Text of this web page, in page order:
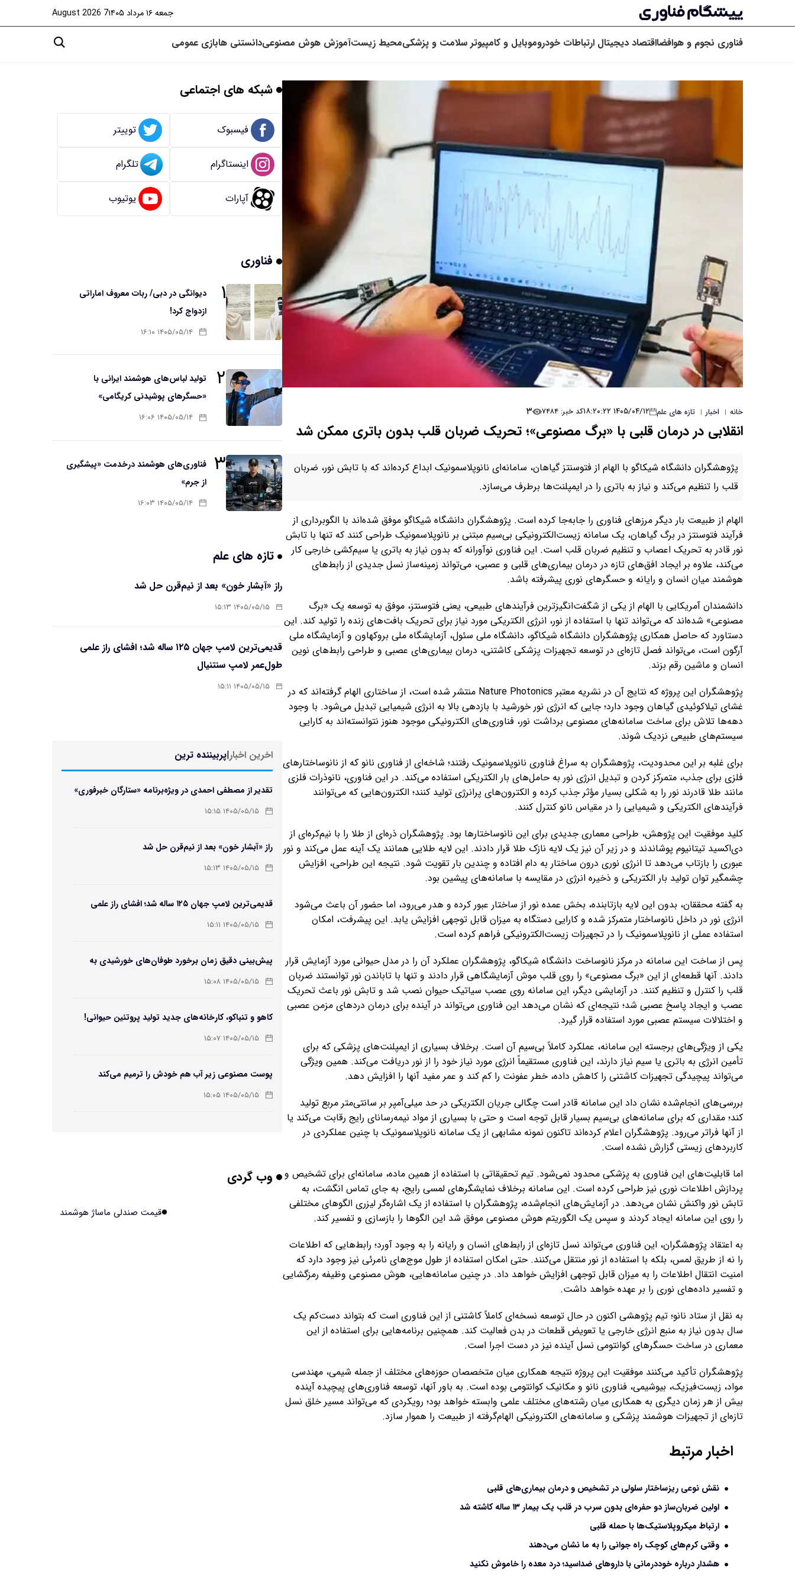
جمعه ۱۶ مرداد ۱۴۰۵ 7 August 2026
فناوری نجوم و هوافضااقتصاد دیجیتال ارتباطات خودروموبایل و کامپیوتر سلامت و پزشکیمحیط زیستآموزش هوش مصنوعیدانستنی هابازی عمومی
خانه | اخبار | تازه های علم ۱۴۰۵/۰۴/۱۲ ۱۸:۲۰:۲۲ کد خبر: ۷۴۸۴ ۳
انقلابی در درمان قلبی با «برگ مصنوعی»؛ تحریک ضربان قلب بدون باتری ممکن شد
پژوهشگران دانشگاه شیکاگو با الهام از فتوسنتز گیاهان، سامانه‌ای نانوپلاسمونیک ابداع کرده‌اند که با تابش نور، ضربان
قلب را تنظیم می‌کند و نیاز به باتری را در ایمپلنت‌ها برطرف می‌سازد.
الهام از طبیعت بار دیگر مرزهای فناوری را جابه‌جا کرده است. پژوهشگران دانشگاه شیکاگو موفق شده‌اند با الگوبرداری از
فرآیند فتوسنتز در برگ گیاهان، یک سامانه زیست‌الکترونیکی بی‌سیم مبتنی بر نانوپلاسمونیک طراحی کنند که تنها با تابش
نور قادر به تحریک اعصاب و تنظیم ضربان قلب است. این فناوری نوآورانه که بدون نیاز به باتری یا سیم‌کشی خارجی کار
می‌کند، علاوه بر ایجاد افق‌های تازه در درمان بیماری‌های قلبی و عصبی، می‌تواند زمینه‌ساز نسل جدیدی از رابط‌های
هوشمند میان انسان و رایانه و حسگرهای نوری پیشرفته باشد.
دانشمندان آمریکایی با الهام از یکی از شگفت‌انگیزترین فرآیندهای طبیعی، یعنی فتوسنتز، موفق به توسعه یک «برگ
مصنوعی» شده‌اند که می‌تواند تنها با استفاده از نور، انرژی الکتریکی مورد نیاز برای تحریک بافت‌های زنده را تولید کند. این
دستاورد که حاصل همکاری پژوهشگران دانشگاه شیکاگو، دانشگاه ملی سئول، آزمایشگاه ملی بروکهاون و آزمایشگاه ملی
آرگون است، می‌تواند فصل تازه‌ای در توسعه تجهیزات پزشکی کاشتنی، درمان بیماری‌های عصبی و طراحی رابط‌های نوین
انسان و ماشین رقم بزند.
پژوهشگران این پروژه که نتایج آن در نشریه معتبر Nature Photonics منتشر شده است، از ساختاری الهام گرفته‌اند که در
غشای تیلاکوئیدی گیاهان وجود دارد؛ جایی که انرژی نور خورشید با بازدهی بالا به انرژی شیمیایی تبدیل می‌شود. با وجود
دهه‌ها تلاش برای ساخت سامانه‌های مصنوعی برداشت نور، فناوری‌های الکترونیکی موجود هنوز نتوانسته‌اند به کارایی
سیستم‌های طبیعی نزدیک شوند.
برای غلبه بر این محدودیت، پژوهشگران به سراغ فناوری نانوپلاسمونیک رفتند؛ شاخه‌ای از فناوری نانو که از نانوساختارهای
فلزی برای جذب، متمرکز کردن و تبدیل انرژی نور به حامل‌های بار الکتریکی استفاده می‌کند. در این فناوری، نانوذرات فلزی
مانند طلا قادرند نور را به شکلی بسیار مؤثر جذب کرده و الکترون‌های پرانرژی تولید کنند؛ الکترون‌هایی که می‌توانند
فرآیندهای الکتریکی و شیمیایی را در مقیاس نانو کنترل کنند.
کلید موفقیت این پژوهش، طراحی معماری جدیدی برای این نانوساختارها بود. پژوهشگران ذره‌ای از طلا را با نیم‌کره‌ای از
دی‌اکسید تیتانیوم پوشاندند و در زیر آن نیز یک لایه نازک طلا قرار دادند. این لایه طلایی همانند یک آینه عمل می‌کند و نور
عبوری را بازتاب می‌دهد تا انرژی نوری درون ساختار به دام افتاده و چندین بار تقویت شود. نتیجه این طراحی، افزایش
چشمگیر توان تولید بار الکتریکی و ذخیره انرژی در مقایسه با سامانه‌های پیشین بود.
به گفته محققان، بدون این لایه بازتابنده، بخش عمده نور از ساختار عبور کرده و هدر می‌رود، اما حضور آن باعث می‌شود
انرژی نور در داخل نانوساختار متمرکز شده و کارایی دستگاه به میزان قابل توجهی افزایش یابد. این پیشرفت، امکان
استفاده عملی از نانوپلاسمونیک را در تجهیزات زیست‌الکترونیکی فراهم کرده است.
پس از ساخت این سامانه در مرکز نانوساخت دانشگاه شیکاگو، پژوهشگران عملکرد آن را در مدل حیوانی مورد آزمایش قرار
دادند. آنها قطعه‌ای از این «برگ مصنوعی» را روی قلب موش آزمایشگاهی قرار دادند و تنها با تاباندن نور توانستند ضربان
قلب را کنترل و تنظیم کنند. در آزمایشی دیگر، این سامانه روی عصب سیاتیک حیوان نصب شد و تابش نور باعث تحریک
عصب و ایجاد پاسخ عصبی شد؛ نتیجه‌ای که نشان می‌دهد این فناوری می‌تواند در آینده برای درمان دردهای مزمن عصبی
و اختلالات سیستم عصبی مورد استفاده قرار گیرد.
یکی از ویژگی‌های برجسته این سامانه، عملکرد کاملاً بی‌سیم آن است. برخلاف بسیاری از ایمپلنت‌های پزشکی که برای
تأمین انرژی به باتری یا سیم نیاز دارند، این فناوری مستقیماً انرژی مورد نیاز خود را از نور دریافت می‌کند. همین ویژگی
می‌تواند پیچیدگی تجهیزات کاشتنی را کاهش داده، خطر عفونت را کم کند و عمر مفید آنها را افزایش دهد.
بررسی‌های انجام‌شده نشان داد این سامانه قادر است چگالی جریان الکتریکی در حد میلی‌آمپر بر سانتی‌متر مربع تولید
کند؛ مقداری که برای سامانه‌های بی‌سیم بسیار قابل توجه است و حتی با بسیاری از مواد نیمه‌رسانای رایج رقابت می‌کند یا
از آنها فراتر می‌رود. پژوهشگران اعلام کرده‌اند تاکنون نمونه مشابهی از یک سامانه نانوپلاسمونیک با چنین عملکردی در
کاربردهای زیستی گزارش نشده است.
اما قابلیت‌های این فناوری به پزشکی محدود نمی‌شود. تیم تحقیقاتی با استفاده از همین ماده، سامانه‌ای برای تشخیص و
پردازش اطلاعات نوری نیز طراحی کرده است. این سامانه برخلاف نمایشگرهای لمسی رایج، به جای تماس انگشت، به
تابش نور واکنش نشان می‌دهد. در آزمایش‌های انجام‌شده، پژوهشگران با استفاده از یک اشاره‌گر لیزری الگوهای مختلفی
را روی این سامانه ایجاد کردند و سپس یک الگوریتم هوش مصنوعی موفق شد این الگوها را بازسازی و تفسیر کند.
به اعتقاد پژوهشگران، این فناوری می‌تواند نسل تازه‌ای از رابط‌های انسان و رایانه را به وجود آورد؛ رابط‌هایی که اطلاعات
را نه از طریق لمس، بلکه با استفاده از نور منتقل می‌کنند. حتی امکان استفاده از طول موج‌های نامرئی نیز وجود دارد که
امنیت انتقال اطلاعات را به میزان قابل توجهی افزایش خواهد داد. در چنین سامانه‌هایی، هوش مصنوعی وظیفه رمزگشایی
و تفسیر داده‌های نوری را بر عهده خواهد داشت.
به نقل از ستاد نانو؛ تیم پژوهشی اکنون در حال توسعه نسخه‌ای کاملاً کاشتنی از این فناوری است که بتواند دست‌کم یک
سال بدون نیاز به منبع انرژی خارجی یا تعویض قطعات در بدن فعالیت کند. همچنین برنامه‌هایی برای استفاده از این
معماری در ساخت حسگرهای کوانتومی نسل آینده نیز در دست اجرا است.
پژوهشگران تأکید می‌کنند موفقیت این پروژه نتیجه همکاری میان متخصصان حوزه‌های مختلف از جمله شیمی، مهندسی
مواد، زیست‌فیزیک، بیوشیمی، فناوری نانو و مکانیک کوانتومی بوده است. به باور آنها، توسعه فناوری‌های پیچیده آینده
بیش از هر زمان دیگری به همکاری میان رشته‌های مختلف علمی وابسته خواهد بود؛ رویکردی که می‌تواند مسیر خلق نسل
تازه‌ای از تجهیزات هوشمند پزشکی و سامانه‌های الکترونیکی الهام‌گرفته از طبیعت را هموار سازد.
اخبار مرتبط
نقش نوعی ریزساختار سلولی در تشخیص و درمان بیماری‌های قلبی
اولین ضربان‌ساز دو حفره‌ای بدون سرب در قلب یک بیمار ۱۳ ساله کاشته شد
ارتباط میکروپلاستیک‌ها با حمله قلبی
وقتی کرم‌های کوچک راه جوانی را به ما نشان می‌دهند
هشدار درباره خوددرمانی با داروهای ضداسید؛ درد معده را خاموش نکنید
شبکه های اجتماعی
فیسبوک توییتر
اینستاگرام تلگرام
آپارات یوتیوب
فناوری
۱
دیوانگی در دبی/ ربات معروف اماراتی
ازدواج کرد!
۱۴۰۵/۰۵/۱۴ ۱۶:۱۰
۲
تولید لباس‌های هوشمند ایرانی با
«حسگرهای پوشیدنی کریگامی»
۱۴۰۵/۰۵/۱۴ ۱۶:۰۶
۳ فناوری‌های هوشمند درخدمت «پیشگیری
از جرم»
۱۴۰۵/۰۵/۱۴ ۱۶:۰۳
تازه های علم
راز «آبشار خون» بعد از نیم‌قرن حل شد
۱۴۰۵/۰۵/۱۵ ۱۵:۱۳
قدیمی‌ترین لامپ جهان ۱۲۵ ساله شد؛ افشای راز علمی
طول‌عمر لامپ سنتنیال
۱۴۰۵/۰۵/۱۵ ۱۵:۱۱
اخرین اخبار|پربیننده ترین
تقدیر از مصطفی احمدی در ویژه‌برنامه «ستارگان خبرفوری»
۱۴۰۵/۰۵/۱۵ ۱۵:۱۵
راز «آبشار خون» بعد از نیم‌قرن حل شد
۱۴۰۵/۰۵/۱۵ ۱۵:۱۳
قدیمی‌ترین لامپ جهان ۱۲۵ ساله شد؛ افشای راز علمی
طول‌عمر لامپ سنتنیال
۱۴۰۵/۰۵/۱۵ ۱۵:۱۱
پیش‌بینی دقیق زمان برخورد طوفان‌های خورشیدی به
زمین ممکن شد
۱۴۰۵/۰۵/۱۵ ۱۵:۰۸
کاهو و تنباکو، کارخانه‌های جدید تولید پروتئین حیوانی!
۱۴۰۵/۰۵/۱۵ ۱۵:۰۷
پوست مصنوعی زیر آب هم خودش را ترمیم می‌کند
۱۴۰۵/۰۵/۱۵ ۱۵:۰۵
برنج فضایی چین به مرحله برداشت رسید
وب گردی
قیمت صندلی ماساژ هوشمند